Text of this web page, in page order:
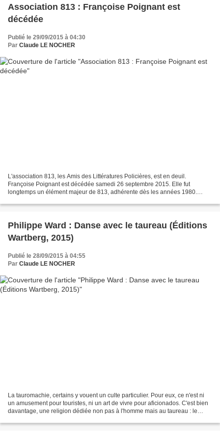
Association 813 : Françoise Poignant est
décédée
Publié le 29/09/2015 à 04:30
Par Claude LE NOCHER
L'association 813, les Amis des Littératures Policières, est en deuil.
Françoise Poignant est décédée samedi 26 septembre 2015. Elle fut
longtemps un élément majeur de 813, adhérente dès les années 1980.
Philippe Ward : Danse avec le taureau (Éditions
Wartberg, 2015)
Publié le 28/09/2015 à 04:55
Par Claude LE NOCHER
La tauromachie, certains y vouent un culte particulier. Pour eux, ce n'est ni
un amusement pour touristes, ni un art de vivre pour aficionados. C'est bien
davantage, une religion dédiée non pas à l'homme mais au taureau : le